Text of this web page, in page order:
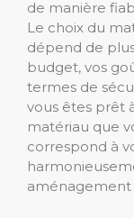
de manière
Le choix du
dépend de
budget, vos
termes de
vous êtes prêt
matériau que
correspond à
aménagement